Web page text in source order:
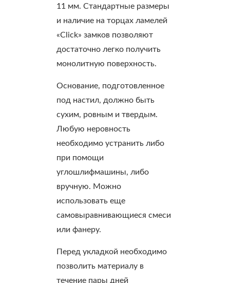
11 мм. Стандартные размеры
и наличие на торцах ламелей
«Click» замков позволяют
достаточно легко получить
монолитную поверхность.
Основание, подготовленное
под настил, должно быть
сухим, ровным и твердым.
Любую неровность
необходимо устранить либо
при помощи
углошлифмашины, либо
вручную. Можно
использовать еще
самовыравнивающиеся смеси
или фанеру.
Перед укладкой необходимо
позволить материалу в
течение пары дней